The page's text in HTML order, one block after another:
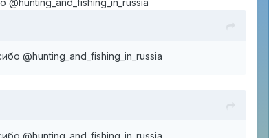
@hunting_and_fishing_in_russia